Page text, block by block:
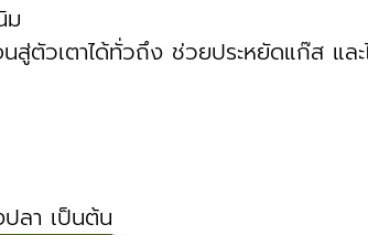
ม
ตัวเตาได้ทั่วถึง ช่วยประหยัดแก๊ส และ
ปลา เป็นต้น